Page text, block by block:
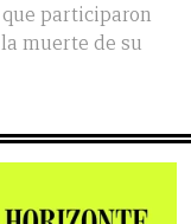
participaron
muerte de su